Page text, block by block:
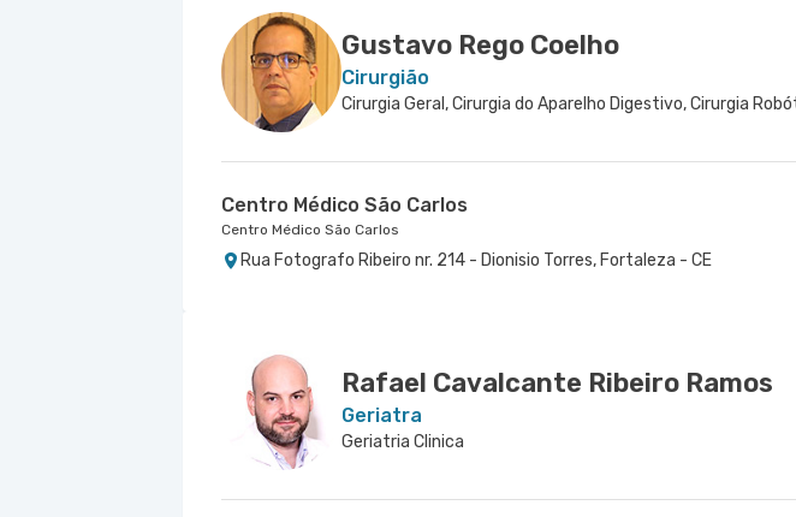
Gustavo Rego Coelho
Cirurgião
Centro Médico São Carlos
Centro Médico São Carlos
Rua Fotografo Ribeiro nr. 214 - Dionisio Torres, Fortaleza - CE
Rafael Cavalcante Ribeiro Ramos
Geriatra
Geriatria Clinica